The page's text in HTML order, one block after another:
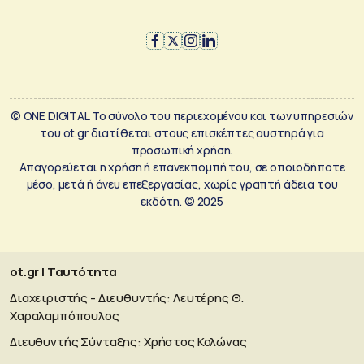
© ONE DIGITAL Το σύνολο του περιεχομένου και των υπηρεσιών
του ot.gr διατίθεται στους επισκέπτες αυστηρά για
προσωπική χρήση.
Απαγορεύεται η χρήση ή επανεκπομπή του, σε οποιοδήποτε
μέσο, μετά ή άνευ επεξεργασίας, χωρίς γραπτή άδεια του
εκδότη. © 2025
ot.gr | Ταυτότητα
Διαχειριστής - Διευθυντής: Λευτέρης Θ.
Χαραλαμπόπουλος
Διευθυντής Σύνταξης: Χρήστος Κολώνας